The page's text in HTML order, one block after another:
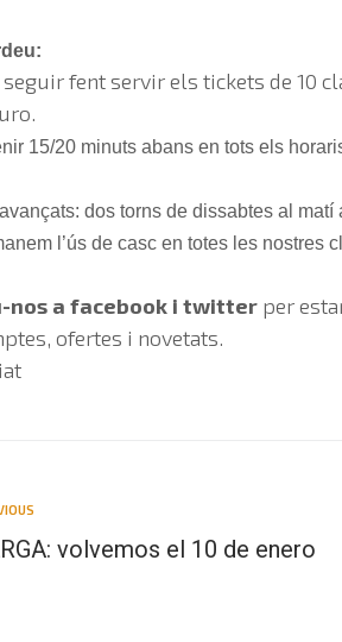
seguir fent servir els tickets de 10
15/20 minuts abans en tots els
dos torns de dissabtes al
l’ús de casc en totes les nostres
nos a facebook i twitter per
ofertes i novetats.
volvemos el 10 de enero